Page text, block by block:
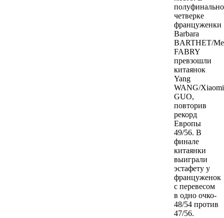
четверке
француженки
Barbara
BARTHET/
FABRY
превзошли
китаянок
Yang
WANG/
GUO,
повторив
рекорд
Европы
49/56. В
финале
китаянки
выиграли
эстафету у
француженок
с перевесом
в одно очко-
48/54 против
47/56.